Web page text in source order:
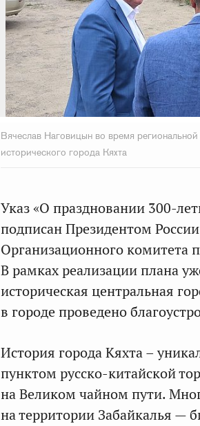
Вячеслав Наговицын во время
исторического города Кяхта
Указ «О праздновании 300-
подписан Президентом
Организационного комитета
В рамках реализации плана
историческая центральная
в городе проведено
История города Кяхта –
пунктом русско-китайской
на Великом чайном пути.
на территории Забайкалья —